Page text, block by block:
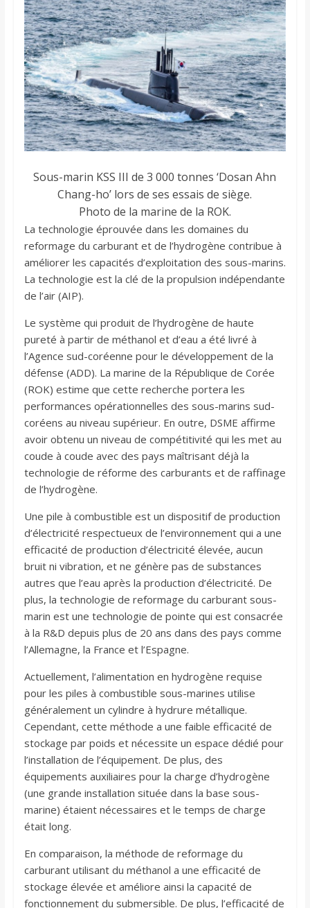
Sous-marin KSS III de 3 000 tonnes ‘Dosan Ahn
Chang-ho’ lors de ses essais de siège.
Photo de la marine de la ROK.
La technologie éprouvée dans les domaines du
reformage du carburant et de l’hydrogène contribue à
améliorer les capacités d’exploitation des sous-marins.
La technologie est la clé de la propulsion indépendante
de l’air (AIP).
Le système qui produit de l’hydrogène de haute
pureté à partir de méthanol et d’eau a été livré à
l’Agence sud-coréenne pour le développement de la
défense (ADD). La marine de la République de Corée
(ROK) estime que cette recherche portera les
performances opérationnelles des sous-marins sud-
coréens au niveau supérieur. En outre, DSME affirme
avoir obtenu un niveau de compétitivité qui les met au
coude à coude avec des pays maîtrisant déjà la
technologie de réforme des carburants et de raffinage
de l’hydrogène.
Une pile à combustible est un dispositif de production
d’électricité respectueux de l’environnement qui a une
efficacité de production d’électricité élevée, aucun
bruit ni vibration, et ne génère pas de substances
autres que l’eau après la production d’électricité. De
plus, la technologie de reformage du carburant sous-
marin est une technologie de pointe qui est consacrée
à la R&D depuis plus de 20 ans dans des pays comme
l’Allemagne, la France et l’Espagne.
Actuellement, l’alimentation en hydrogène requise
pour les piles à combustible sous-marines utilise
généralement un cylindre à hydrure métallique.
Cependant, cette méthode a une faible efficacité de
stockage par poids et nécessite un espace dédié pour
l’installation de l’équipement. De plus, des
équipements auxiliaires pour la charge d’hydrogène
(une grande installation située dans la base sous-
marine) étaient nécessaires et le temps de charge
était long.
En comparaison, la méthode de reformage du
carburant utilisant du méthanol a une efficacité de
stockage élevée et améliore ainsi la capacité de
fonctionnement du submersible. De plus, l’efficacité de